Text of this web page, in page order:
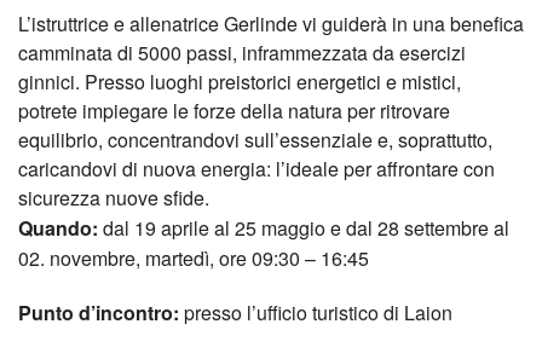
L’istruttrice e allenatrice Gerlinde vi guiderà in una benefica
camminata di 5000 passi, inframmezzata da esercizi
ginnici. Presso luoghi preistorici energetici e mistici,
potrete impiegare le forze della natura per ritrovare
equilibrio, concentrandovi sull’essenziale e, soprattutto,
caricandovi di nuova energia: l’ideale per affrontare con
sicurezza nuove sfide.
Quando: dal 19 aprile al 25 maggio e dal 28 settembre al
02. novembre, martedì, ore 09:30 – 16:45
Punto d’incontro: presso l’ufficio turistico di Laion